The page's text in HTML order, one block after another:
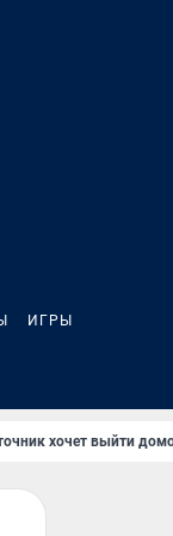
ИГРЫ
хочет выйти